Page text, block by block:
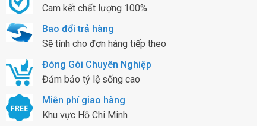
Cam kết chất lượng 100%
Bao đổi trả hàng
Sẽ tính cho đơn hàng tiếp theo
Đóng Gói Chuyên Nghiệp
Đảm bảo tỷ lệ sống cao
Miễn phí giao hàng
Khu vực Hồ Chi Minh